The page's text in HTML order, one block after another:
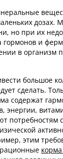
дозах.
но при их
гормонов и
в организм
большое
сделать.
содержат
энергии,
потребностям
этим
корма